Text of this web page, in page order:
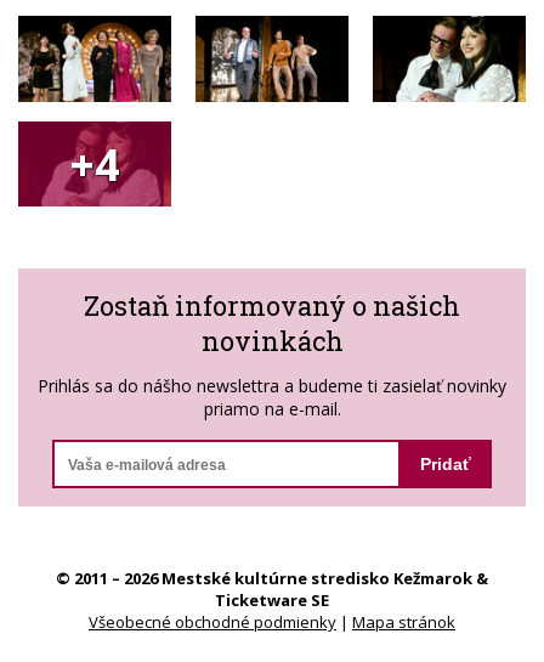
+4
Zostaň informovaný o našich
novinkách
Prihlás sa do nášho newslettra a budeme ti zasielať novinky
priamo na e-mail.
Pridať
© 2011 – 2026 Mestské kultúrne stredisko Kežmarok &
Ticketware SE
Všeobecné obchodné podmienky | Mapa stránok